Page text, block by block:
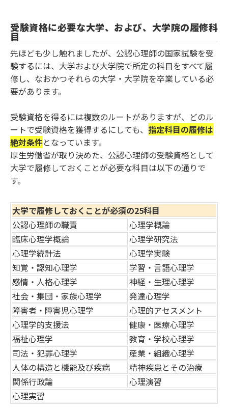
受験資格に必要な大学、および、大学院の履修科
目
先ほども少し触れましたが、公認心理師の国家試験を受
験するには、大学および大学院で所定の科目をすべて履
修し、なおかつそれらの大学・大学院を卒業している必
要があります。
受験資格を得るには複数のルートがありますが、どのル
ートで受験資格を獲得するにしても、 指定科目の履修は
絶対条件となっています。
厚生労働省が取り決めた、公認心理師の受験資格として
大学で履修しておくことが必要な科目は以下の通りで
す。
大学で履修しておくことが必須の25科目
公認心理師の職責
心理学概論
臨床心理学概論
心理学研究法
心理学統計法
心理学実験
知覚・認知心理学
学習・言語心理学
感情・人格心理学
神経・生理心理学
社会・集団・家族心理学
発達心理学
障害者・障害児心理学
心理的アセスメント
心理学的支援法
健康・医療心理学
福祉心理学
教育・学校心理学
司法・犯罪心理学
産業・組織心理学
人体の構造と機能及び疾病
精神疾患とその治療
関係行政論
心理演習
心理実習